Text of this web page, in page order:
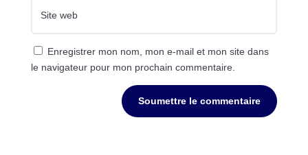
Enregistrer mon nom, mon e-mail et mon site dans
le navigateur pour mon prochain commentaire.
Soumettre le commentaire